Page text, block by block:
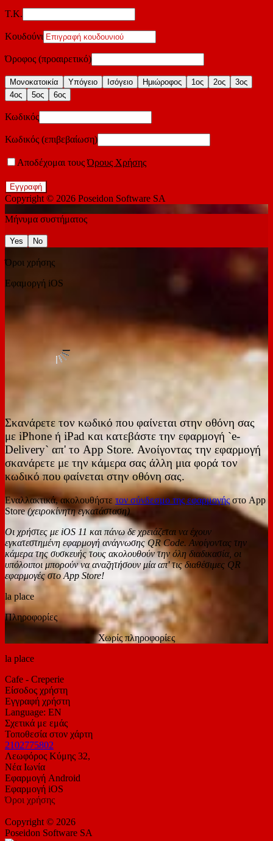
Τ.Κ.
Κουδούνι
Όροφος (προαιρετικό)
Μονοκατοικία Υπόγειο Ισόγειο Ημιώροφος 1ος 2ος
3ος
4ος
5ος 6ος
Κωδικός
Κωδικός (επιβεβαίωση)
Αποδέχομαι τουςΌρους Χρήσης
Εγγραφή
Copyright © 2026 Poseidon Software SA
Μήνυμα συστήματος
Yes No
Όροι χρήσης
Εφαμοργή iOS
Σκανάρετε τον κωδικό που φαίνεται στην οθόνη σας
με iPhone ή iPad και κατεβάστε την εφαρμογή `e-
Delivery` απ' το App Store. Ανοίγοντας την εφαρμογή
σκανάρετε με την κάμερα σας άλλη μια φορά τον
κωδικό που φαίνεται στην οθόνη σας.
Εναλλακτικά, ακολουθήστε τον σύνδεσμο της εφαρμογήςστο App
Store(χειροκίνητη εγκατάσταση)
Οι χρήστες με iOS 11 και πάνω δε χρειάζεται να έχουν
εγκατεστημένη εφαρμογή ανάγνωσης QR Code. Ανοίγοντας την
κάμερα της συσκευής τους ακολουθούν την όλη διαδικασία, οι
υπόλοιποι μπορούν να αναζητήσουν μία απ' τις διαθέσιμες QR
εφαρμογές στο App Store!
la place
Πληροφορίες
Χωρίς πληροφορίες
la place
Cafe - Creperie
Είσοδος χρήστη
Εγγραφή χρήστη
Language: EN
Σχετικά με εμάς
Τοποθεσία στον χάρτη
2102775802
Λεωφόρος Κύμης 32,
Νέα Ιωνία
Εφαρμογή Android
Εφαρμογή iOS
Όροι χρήσης
Copyright © 2026
Poseidon Software SA